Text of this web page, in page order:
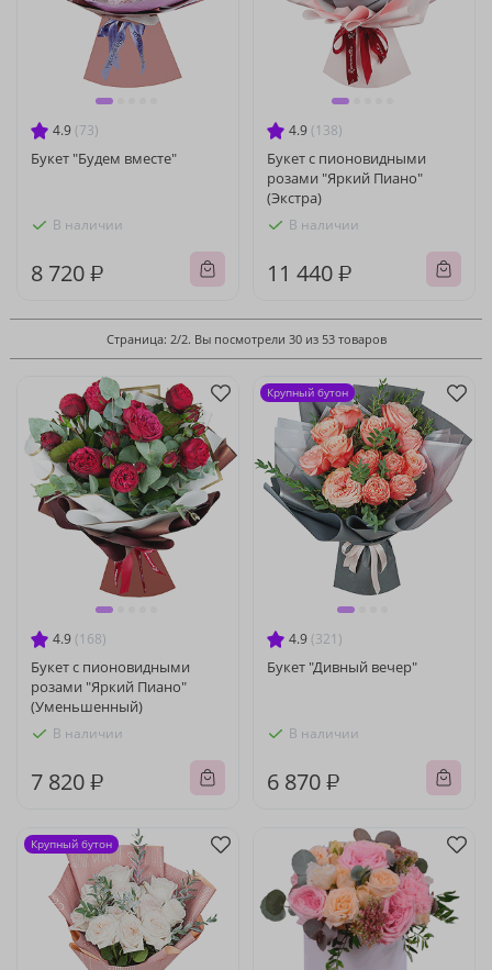
4.9 (73)
Букет "Будем вместе"
В наличии
8 720 ₽
4.9 (138)
Букет с пионовидными
розами "Яркий Пиано"
(Экстра)
В наличии
11 440 ₽
Страница: 2/2. Вы посмотрели 30 из 53 товаров
4.9 (168)
Букет с пионовидными
розами "Яркий Пиано"
(Уменьшенный)
В наличии
7 820 ₽
4.9 (321)
Букет "Дивный вечер"
В наличии
6 870 ₽
Крупный бутон
Крупный бутон